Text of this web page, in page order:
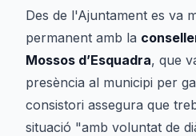
Des de l'Ajuntament es va
permanent amb la
Mossos d’Esquadra, que
presència al municipi per
consistori assegura que
situació "amb voluntat de